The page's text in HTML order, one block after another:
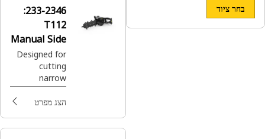
בחר ציוד
233-2346:
T112
Manual Side
Shift,
Standard
Chain
Designed for
cutting
narrow
straight
trenches in
laying
הצג מפרט